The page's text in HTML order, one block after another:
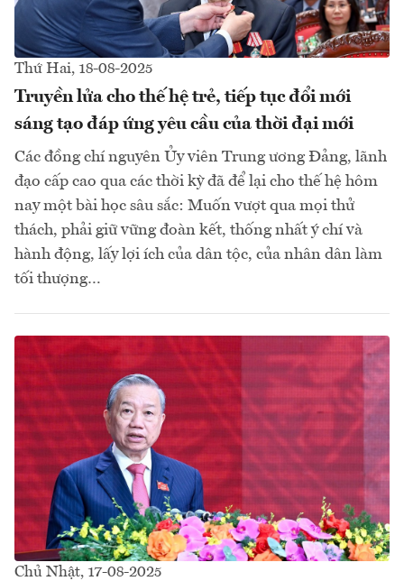
Thứ Hai, 18-08-2025
Truyền lửa cho thế hệ trẻ, tiếp tục đổi mới
sáng tạo đáp ứng yêu cầu của thời đại mới
Các đồng chí nguyên Ủy viên Trung ương Đảng, lãnh
đạo cấp cao qua các thời kỳ đã để lại cho thế hệ hôm
nay một bài học sâu sắc: Muốn vượt qua mọi thử
thách, phải giữ vững đoàn kết, thống nhất ý chí và
hành động, lấy lợi ích của dân tộc, của nhân dân làm
tối thượng…
Chủ Nhật, 17-08-2025